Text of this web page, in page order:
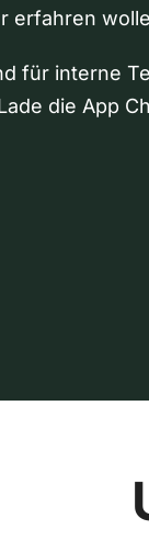
erfahren
für interne
die App